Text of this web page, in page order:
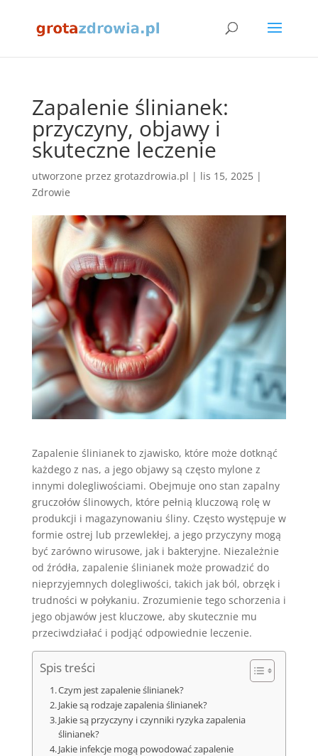
Zapalenie ślinianek:
przyczyny, objawy i
skuteczne leczenie
utworzone przez grotazdrowia.pl | lis 15, 2025|
Zdrowie
Zapalenie ślinianek to zjawisko, które może dotknąć
każdego z nas, a jego objawy są często mylone z
innymi dolegliwościami. Obejmuje ono stan zapalny
gruczołów ślinowych, które pełnią kluczową rolę w
produkcji i magazynowaniu śliny. Często występuje w
formie ostrej lub przewlekłej, a jego przyczyny mogą
być zarówno wirusowe, jak i bakteryjne. Niezależnie
od źródła, zapalenie ślinianek może prowadzić do
nieprzyjemnych dolegliwości, takich jak ból, obrzęk i
trudności w połykaniu. Zrozumienie tego schorzenia i
jego objawów jest kluczowe, aby skutecznie mu
przeciwdziałać i podjąć odpowiednie leczenie.
Spis treści
Czym jest zapalenie ślinianek?
Jakie są rodzaje zapalenia ślinianek?
Jakie są przyczyny i czynniki ryzyka zapalenia
ślinianek?
Jakie infekcje mogą powodować zapalenie